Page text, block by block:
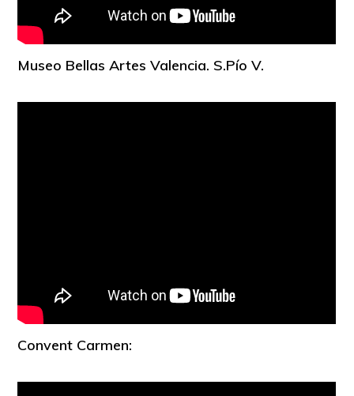
Museo Bellas Artes Valencia. S.Pío V.
Convent Carmen: